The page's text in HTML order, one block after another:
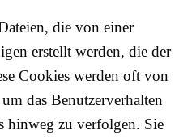
die von einer
erstellt werden, die der
Cookies werden oft von
das Benutzerverhalten
hinweg zu verfolgen. Sie